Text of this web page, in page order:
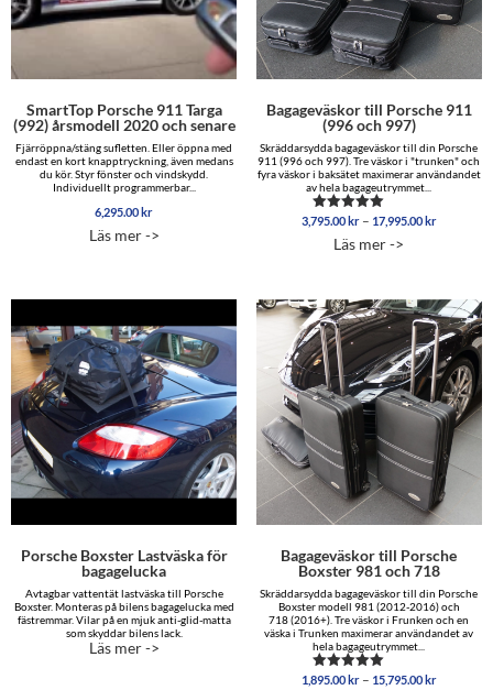
SmartTop Porsche 911 Targa
(992) årsmodell 2020 och senare
Fjärröppna/stäng sufletten. Eller öppna med
endast en kort knapptryckning, även medans
du kör. Styr fönster och vindskydd.
Individuellt programmerbar...
6,295.00kr
Läs mer ->
Bagageväskor till Porsche 911
(996 och 997)
Skräddarsydda bagageväskor till din Porsche
911 (996 och 997). Tre väskor i "trunken" och
fyra väskor i baksätet maximerar användandet
av hela bagageutrymmet...
Betygsatt
av 5
3,795.00kr – 17,995.00kr
Läs mer ->
Porsche Boxster Lastväska för
bagagelucka
Avtagbar vattentät lastväska till Porsche
Boxster. Monteras på bilens bagagelucka med
fästremmar. Vilar på en mjuk anti-glid-matta
som skyddar bilens lack.
Läs mer ->
Bagageväskor till Porsche
Boxster 981 och 718
Skräddarsydda bagageväskor till din Porsche
Boxster modell 981 (2012-2016) och
718 (2016+). Tre väskor i Frunken och en
väska i Trunken maximerar användandet av
hela bagageutrymmet...
Betygsatt
1,895.00 kr – 15,795.00 kr